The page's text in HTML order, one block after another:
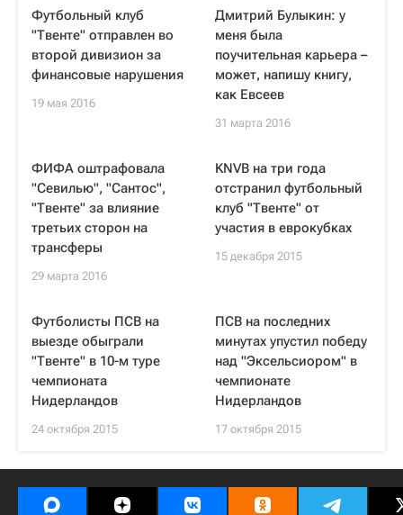
Футбольный клуб
"Твенте" отправлен во
второй дивизион за
финансовые нарушения
19 мая 2016
Дмитрий Булыкин: у
меня была
поучительная карьера –
может, напишу книгу,
как Евсеев
31 марта 2016
ФИФА оштрафовала
"Севилью", "Сантос",
"Твенте" за влияние
третьих сторон на
трансферы
29 марта 2016
KNVB на три года
отстранил футбольный
клуб "Твенте" от
участия в еврокубках
15 декабря 2015
Футболисты ПСВ на
выезде обыграли
"Твенте" в 10-м туре
чемпионата
Нидерландов
24 октября 2015
ПСВ на последних
минутах упустил победу
над "Эксельсиором" в
чемпионате
Нидерландов
17 октября 2015